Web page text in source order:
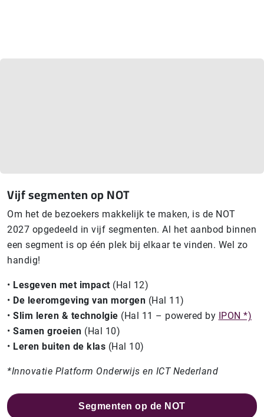
Vijf segmenten op NOT
Om het de bezoekers makkelijk te maken, is de NOT
2027 opgedeeld in vijf segmenten. Al het aanbod binnen
een segment is op één plek bij elkaar te vinden. Wel zo
handig!
• Lesgeven met impact (Hal 12)
• De leeromgeving van morgen (Hal 11)
• Slim leren & technolgie (Hal 11 – powered by IPON *)
• Samen groeien (Hal 10)
• Leren buiten de klas (Hal 10)
*Innovatie Platform Onderwijs en ICT Nederland
Segmenten op de NOT